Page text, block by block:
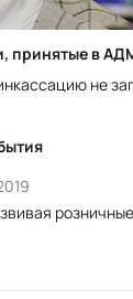
принятые в
не